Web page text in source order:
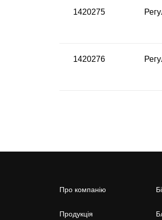
1420275
1420276
Про компанію
Продукція